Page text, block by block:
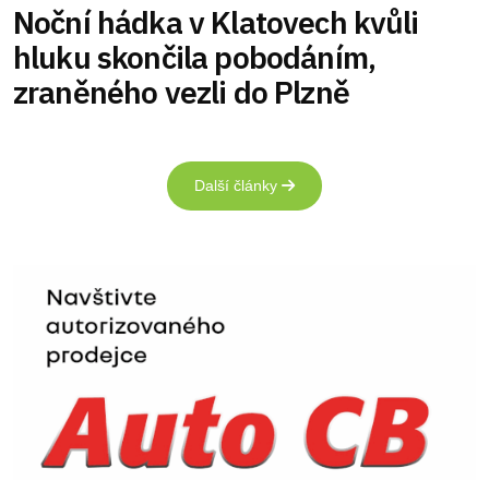
Noční hádka v Klatovech kvůli
hluku skončila pobodáním,
zraněného vezli do Plzně
Další články